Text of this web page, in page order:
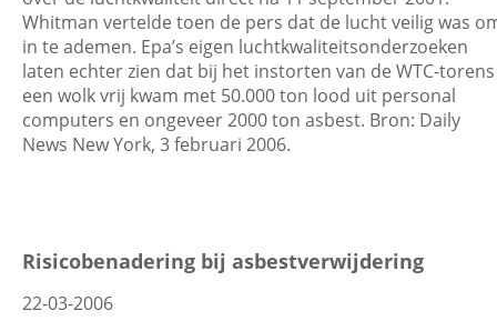
Whitman vertelde toen de pers dat de lucht veilig was
in te ademen. Epa’s eigen luchtkwaliteitsonderzoeken
laten echter zien dat bij het instorten van de WTC-torens
een wolk vrij kwam met 50.000 ton lood uit personal
computers en ongeveer 2000 ton asbest. Bron: Daily
News New York, 3 februari 2006.
Risicobenadering bij asbestverwijdering
22-03-2006